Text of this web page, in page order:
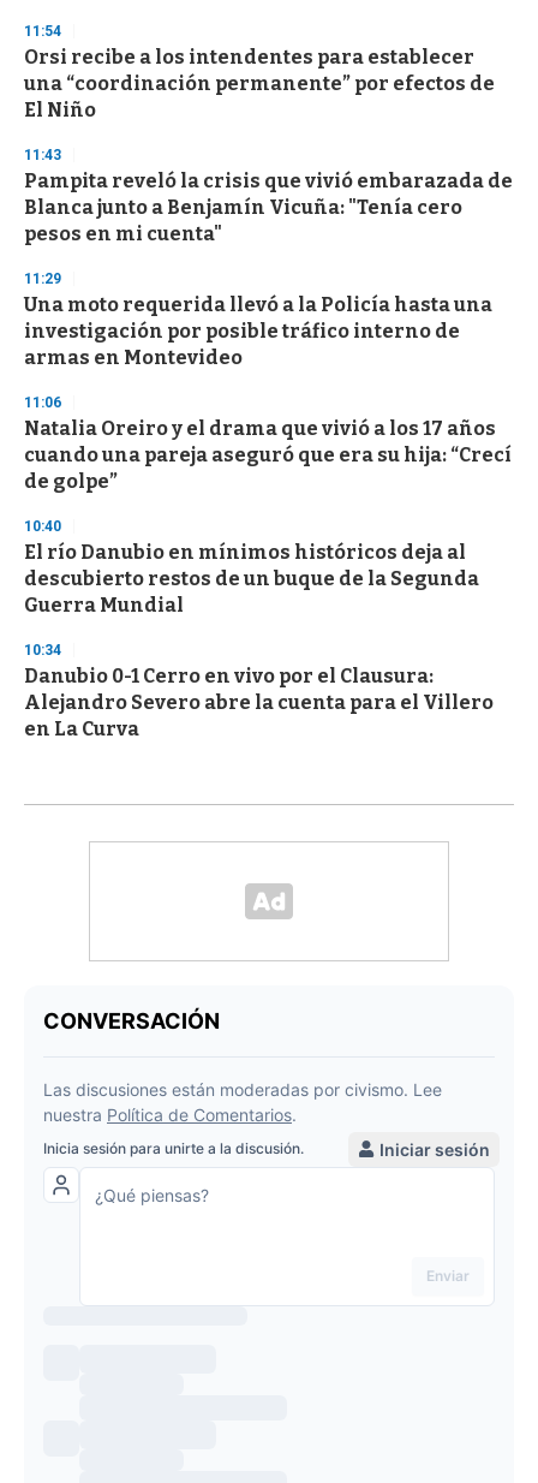
11:54
Orsi recibe a los intendentes para establecer
una “coordinación permanente” por efectos de
El Niño
11:43
Pampita reveló la crisis que vivió embarazada de
Blanca junto a Benjamín Vicuña: "Tenía cero
pesos en mi cuenta"
11:29
Una moto requerida llevó a la Policía hasta una
investigación por posible tráfico interno de
armas en Montevideo
11:06
Natalia Oreiro y el drama que vivió a los 17 años
cuando una pareja aseguró que era su hija: “Crecí
de golpe”
10:40
El río Danubio en mínimos históricos deja al
descubierto restos de un buque de la Segunda
Guerra Mundial
10:34
Danubio 0-1 Cerro en vivo por el Clausura:
Alejandro Severo abre la cuenta para el Villero
en La Curva